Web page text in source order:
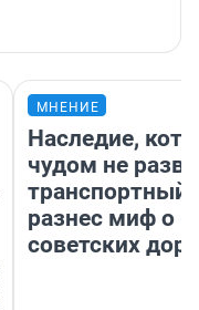
МНЕНИЕ
Наследие,
чудом не
транспортный
разнес миф о
советских